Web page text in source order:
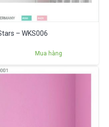
– WKS006
Mua hàng